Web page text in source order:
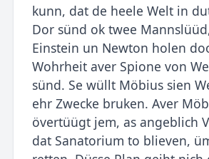
kunn, dat de heele Welt in
Dor sünd ok twee
Einstein un Newton holen
Wohrheit aver Spione von
sünd. Se wüllt Möbius sien
ehr Zwecke bruken. Aver
övertüügt jem, as angeblich
dat Sanatorium to blieven,